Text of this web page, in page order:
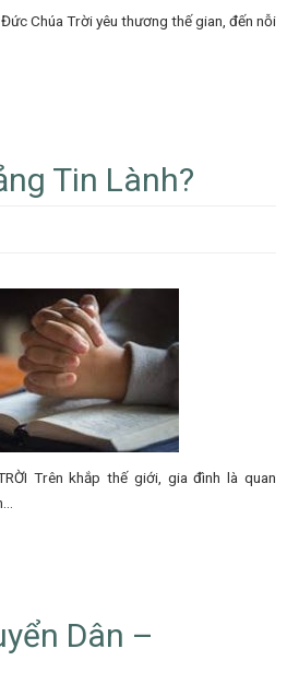
Chúa Trời yêu thương thế gian, đến nỗi
Tin Lành?
Trên khắp thế giới, gia đình là quan
Dân –